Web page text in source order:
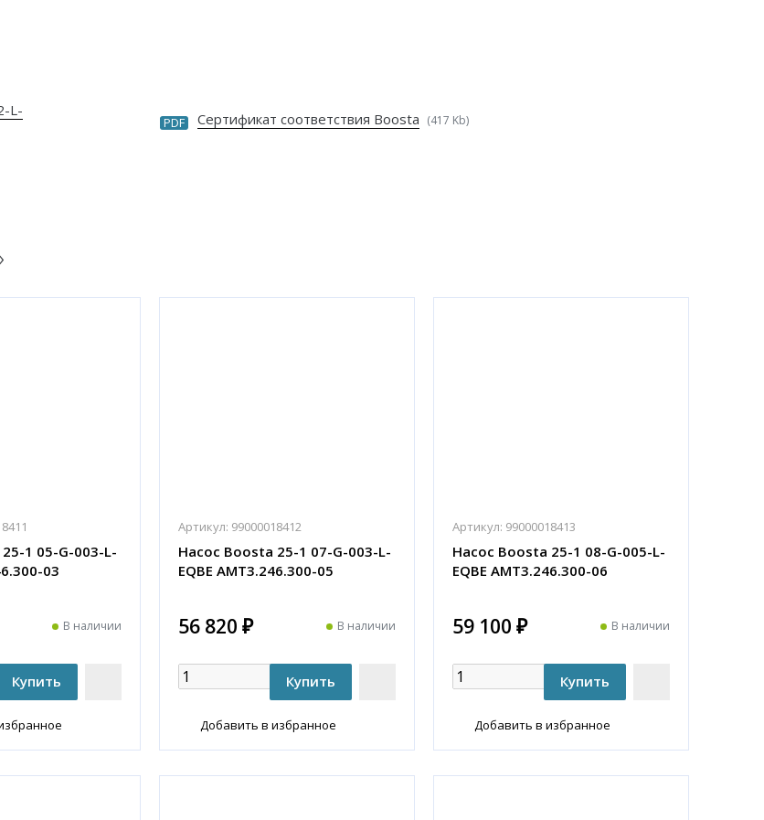
L-
PDF Сертификат соответствия Boosta (417 Kb)
1 05-G-003-L-
03
В наличии
Артикул: 99000018412
Насос Boosta 25-1 07-G-003-L-
EQBE АМТ3.246.300-05
56 820 ₽ В наличии
Добавить в избранное
Артикул: 99000018413
Насос Boosta 25-1 08-G-005-L-
EQBE АМТ3.246.300-06
59 100 ₽ В наличии
Добавить в избранное